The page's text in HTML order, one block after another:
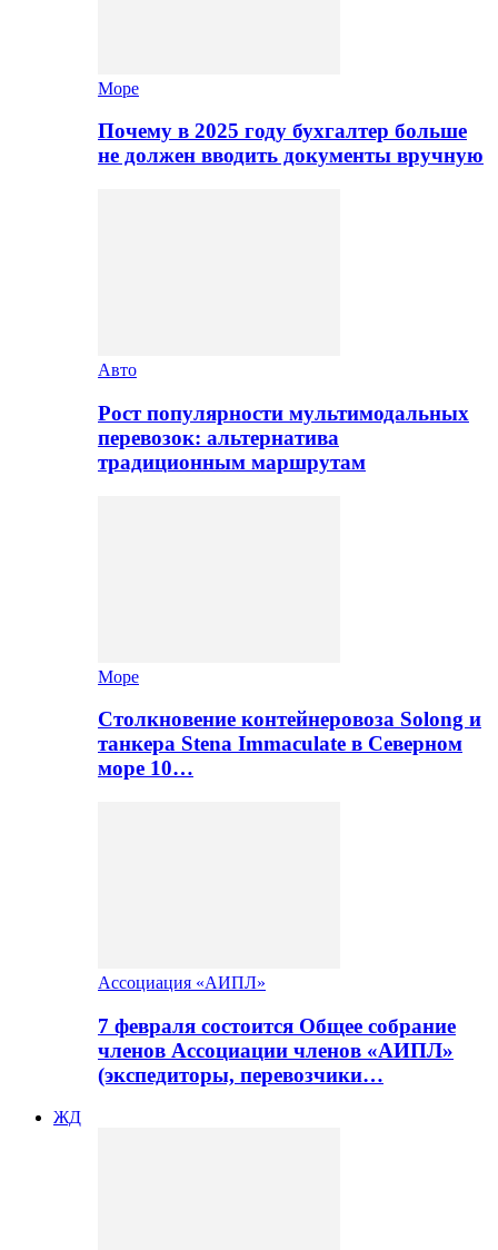
Море
Почему в 2025 году бухгалтер больше
не должен вводить документы вручную
Авто
Рост популярности мультимодальных
перевозок: альтернатива
традиционным маршрутам
Море
Столкновение контейнеровоза Solong и
танкера Stena Immaculate в Северном
море 10…
Ассоциация «АИПЛ»
7 февраля состоится Общее собрание
членов Ассоциации членов «АИПЛ»
(экспедиторы, перевозчики…
ЖД